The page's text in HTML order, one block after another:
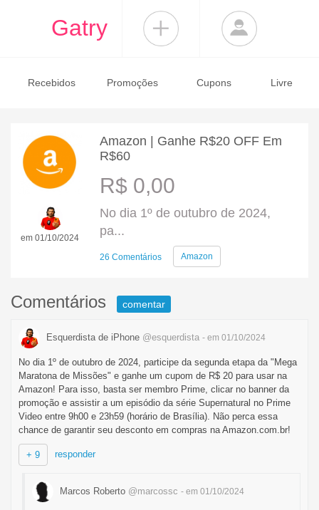
Gatry
Recebidos Promoções Cupons Livre
em 01/10/2024
Amazon | Ganhe R$20 OFF Em
R$60
R$ 0,00
No dia 1º de outubro de 2024,
pa...
26 Comentários Amazon
Comentários comentar
Esquerdista de iPhone @esquerdista - em 01/10/2024
No dia 1º de outubro de 2024, participe da segunda etapa da "Mega
Maratona de Missões" e ganhe um cupom de R$ 20 para usar na
Amazon! Para isso, basta ser membro Prime, clicar no banner da
promoção e assistir a um episódio da série Supernatural no Prime
Video entre 9h00 e 23h59 (horário de Brasília). Não perca essa
chance de garantir seu desconto em compras na Amazon.com.br!
+ 9 responder
Marcos Roberto @marcossc - em 01/10/2024